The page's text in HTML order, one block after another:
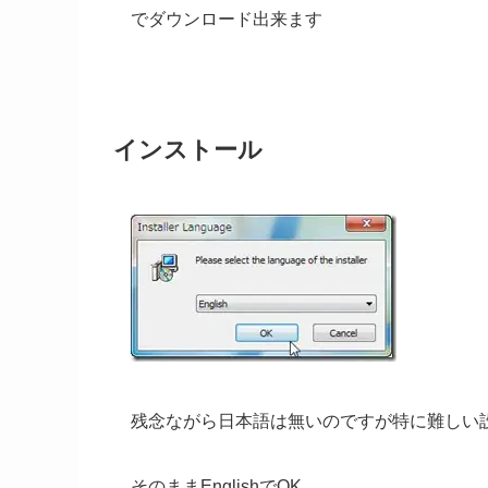
でダウンロード出来ます
インストール
残念ながら日本語は無いのですが特に難しい